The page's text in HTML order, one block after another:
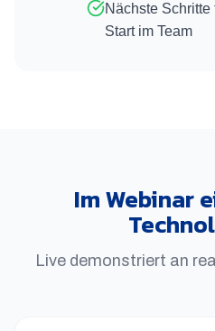
Nächste
Start im Team
Im Webinar
Live demonstriert an